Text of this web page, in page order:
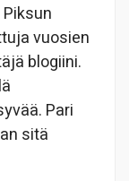
vuosien
blogiini.
Pari
sitä